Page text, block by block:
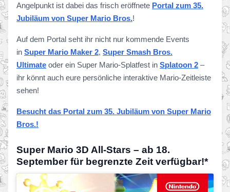
Angelpunkt ist dabei das frisch eröffnete Portal zum 35.
Jubiläum von Super Mario Bros.!
Auf dem Portal seht ihr nicht nur kommende Events
in Super Mario Maker 2, Super Smash Bros.
Ultimate oder ein Super Mario-Splatfest in Splatoon 2 –
ihr könnt auch eure persönliche interaktive Mario-Zeitleiste
sehen!
Besucht das Portal zum 35. Jubiläum von Super Mario
Bros.!
Super Mario 3D All-Stars – ab 18.
September für begrenzte Zeit verfügbar!*